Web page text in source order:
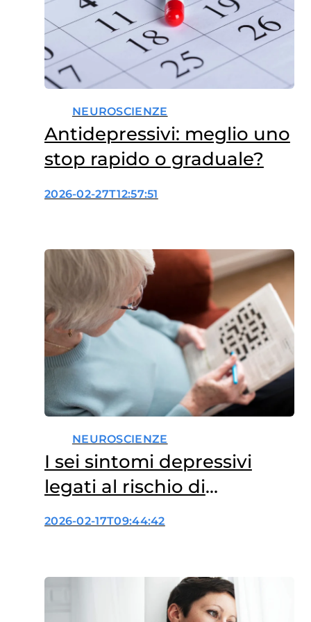
scenari allarmanti. Una
narrazione che rischia di…
NEUROSCIENZE
Antidepressivi: meglio uno
stop rapido o graduale?
2026-02-27T12:57:51
NEUROSCIENZE
I sei sintomi depressivi
legati al rischio di
demenza
2026-02-17T09:44:42